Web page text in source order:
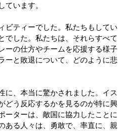
います。
ビティーでした。私たちもしてい
でした。私たちは、それらすべて
ーの仕方やチームを応援する様子
ーと敗退について、どのように悲
に、本当に驚かされました。イス
どう反応するかを見るのが特に興
ーターは、敵国に協力したことに
ある人々は、勇敢で、率直に、親